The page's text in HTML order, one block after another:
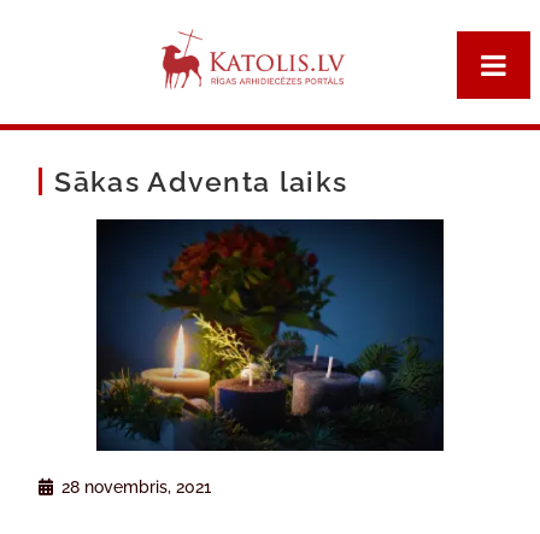
Sākas Adventa laiks
28 novembris, 2021